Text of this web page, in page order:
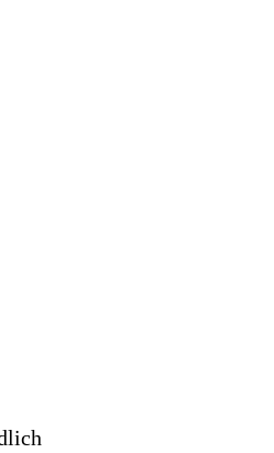
Vielen Dank!
Hilfsbereiter
schnelle